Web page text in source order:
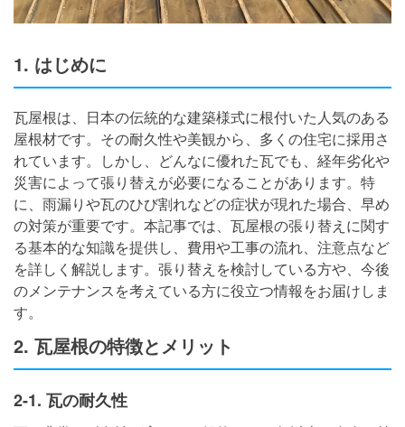
1. はじめに
瓦屋根は、日本の伝統的な建築様式に根付いた人気のある
屋根材です。その耐久性や美観から、多くの住宅に採用さ
れています。しかし、どんなに優れた瓦でも、経年劣化や
災害によって張り替えが必要になることがあります。特
に、雨漏りや瓦のひび割れなどの症状が現れた場合、早め
の対策が重要です。本記事では、瓦屋根の張り替えに関す
る基本的な知識を提供し、費用や工事の流れ、注意点など
を詳しく解説します。張り替えを検討している方や、今後
のメンテナンスを考えている方に役立つ情報をお届けしま
す。
2. 瓦屋根の特徴とメリット
2-1. 瓦の耐久性